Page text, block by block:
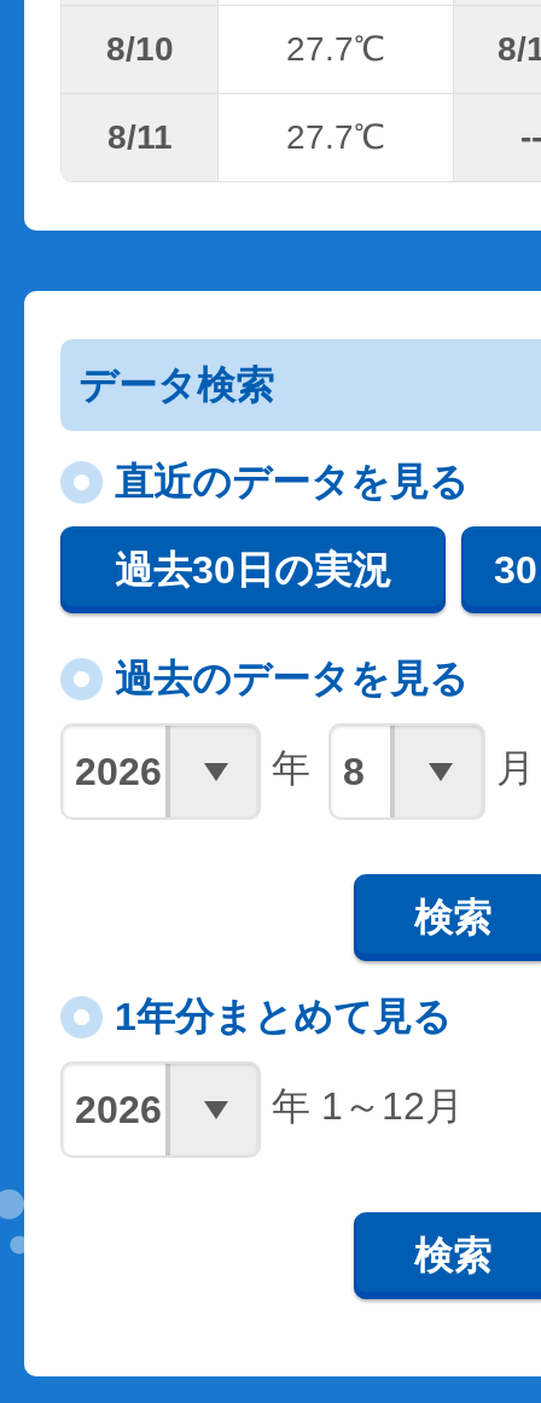
8/10 27.7℃ 8/
8/11 27.7℃ --
データ検索
直近のデータを見る
過去30日の実況
過去のデータを見る
年 月
検索
1年分まとめて見る
年 1～12月
検索